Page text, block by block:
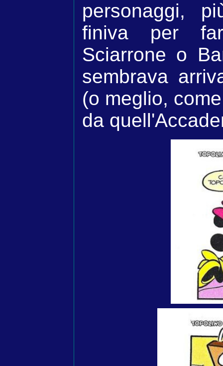
personaggi,
finiva per
Sciarrone o
sembrava
(o meglio,
da